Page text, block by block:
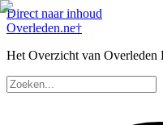
Direct naar inhoud
Overleden.ne†
Het Overzicht van Overleden